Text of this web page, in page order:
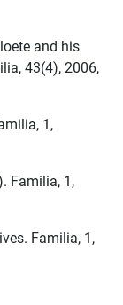
and his
43(4), 2006,
1,
Familia, 1,
Familia, 1,